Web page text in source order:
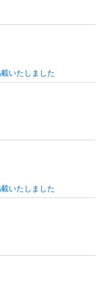
いたしました
いたしました